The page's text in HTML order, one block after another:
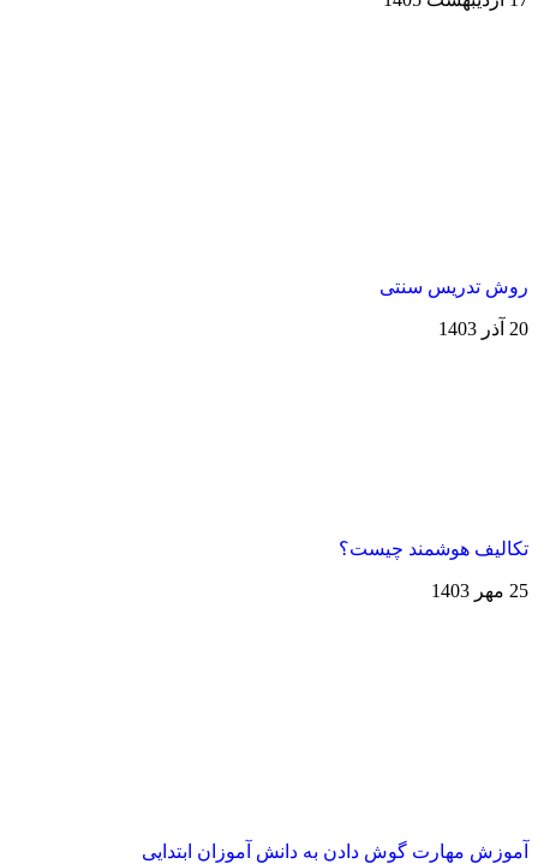
تدریس سنتی
1403
هوشمند چیست؟
1403
مهارت گوش دادن به دانش آموزان ابتدایی